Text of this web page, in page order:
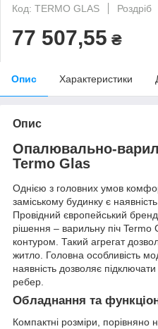
Код: TERMO GLAS
Роздріб
77 507,55 ₴
Опис Характеристики
Опис
Опалювально-
Termo Glas
Однією з головних умов
заміському будинку є
Провідний європейський
рішення – варильну піч
контуром. Такий агрегат
житло. Головна особливість
наявність дозволяє
ребер.
Обладнання та
Компактні розміри, порівняно